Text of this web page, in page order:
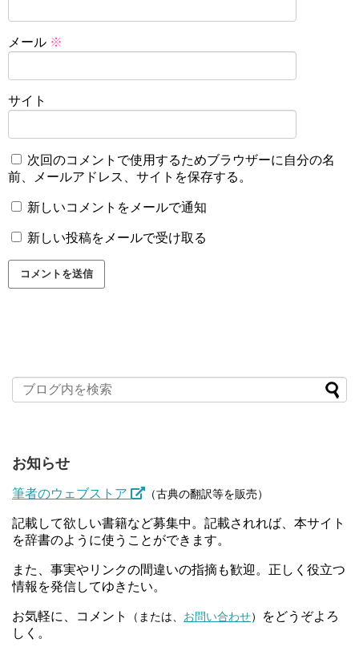
メール ※
サイト
次回のコメントで使用するためブラウザーに自分の名
前、メールアドレス、サイトを保存する。
新しいコメントをメールで通知
新しい投稿をメールで受け取る
お知らせ
筆者のウェブストア （古典の翻訳等を販売）
記載して欲しい書籍など募集中。記載されれば、本サイト
を辞書のように使うことができます。
また、事実やリンクの間違いの指摘も歓迎。正しく役立つ
情報を発信してゆきたい。
お気軽に、コメント （または、 お問い合わせ）
をどうぞよろ
しく。